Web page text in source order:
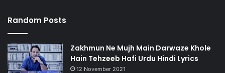
Random Posts
Zakhmun Ne Mujh Main Darwaze Khole
Hain Tehzeeb Hafi Urdu Hindi Lyrics
12 November 2021